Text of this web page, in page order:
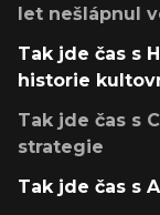
let nešlápnul
Tak jde čas s
historie
Tak jde čas s
strategie
Tak jde čas s